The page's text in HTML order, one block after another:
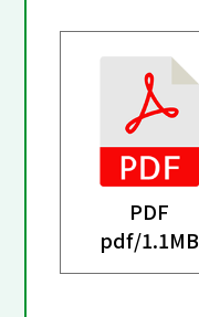
PDF
pdf/1.1MB